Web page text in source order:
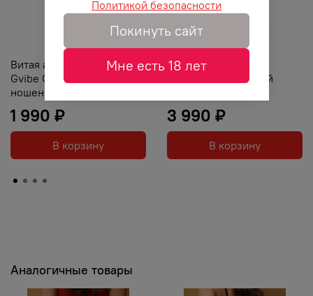
Витая анальная пробка
Gvibe Gplug Twist 2 для
ношения
1 990 ₽
В корзину
Анальная втулка с
хвостом чернобурой
3 990 ₽
В корзину
Аналогичные товары
Политикой безопасности
Покинуть сайт
Мне есть 18 лет